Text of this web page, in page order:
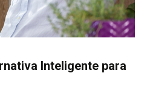
Inteligente para